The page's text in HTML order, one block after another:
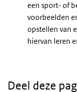
een sport- of
voorbeelden
opstellen van
hiervan leren
Deel deze